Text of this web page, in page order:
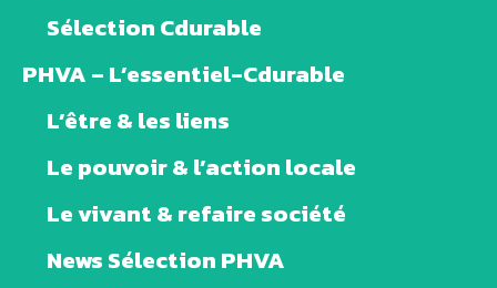
Sélection Cdurable
PHVA – L’essentiel-Cdurable
L’être & les liens
Le pouvoir & l’action locale
Le vivant & refaire société
News Sélection PHVA